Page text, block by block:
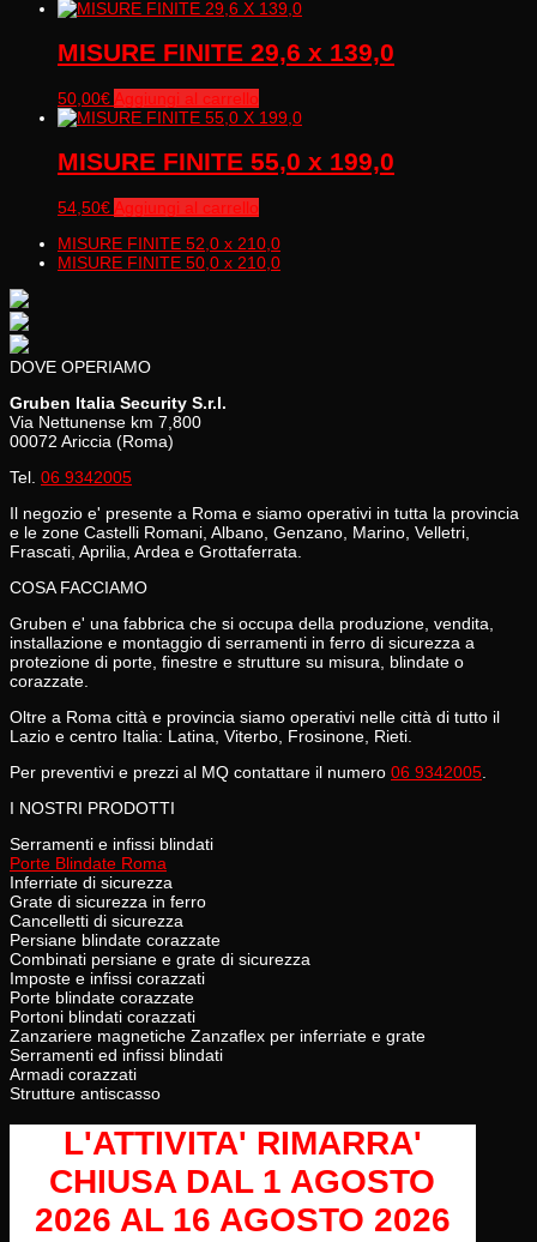
MISURE FINITE 29,6 x 139,0
50,00€ Aggiungi al carrello
MISURE FINITE 55,0 x 199,0
54,50€ Aggiungi al carrello
MISURE FINITE 52,0 x 210,0
MISURE FINITE 50,0 x 210,0
DOVE OPERIAMO
Gruben Italia Security S.r.l.
Via Nettunense km 7,800
00072 Ariccia (Roma)
Tel. 06 9342005
Il negozio e' presente a Roma e siamo operativi in tutta la provincia
e le zone Castelli Romani, Albano, Genzano, Marino, Velletri,
Frascati, Aprilia, Ardea e Grottaferrata.
COSA FACCIAMO
Gruben e' una fabbrica che si occupa della produzione, vendita,
installazione e montaggio di serramenti in ferro di sicurezza a
protezione di porte, finestre e strutture su misura, blindate o
corazzate.
Oltre a Roma città e provincia siamo operativi nelle città di tutto il
Lazio e centro Italia: Latina, Viterbo, Frosinone, Rieti.
Per preventivi e prezzi al MQ contattare il numero 06 9342005
I NOSTRI PRODOTTI
Serramenti e infissi blindati
Porte Blindate Roma
Inferriate di sicurezza
Grate di sicurezza in ferro
Cancelletti di sicurezza
Persiane blindate corazzate
Combinati persiane e grate di sicurezza
Imposte e infissi corazzati
Porte blindate corazzate
Portoni blindati corazzati
Zanzariere magnetiche Zanzaflex per inferriate e grate
Serramenti ed infissi blindati
Armadi corazzati
Strutture antiscasso
L'ATTIVITA' RIMARRA'
CHIUSA DAL 1 AGOSTO
2026 AL 16 AGOSTO 2026